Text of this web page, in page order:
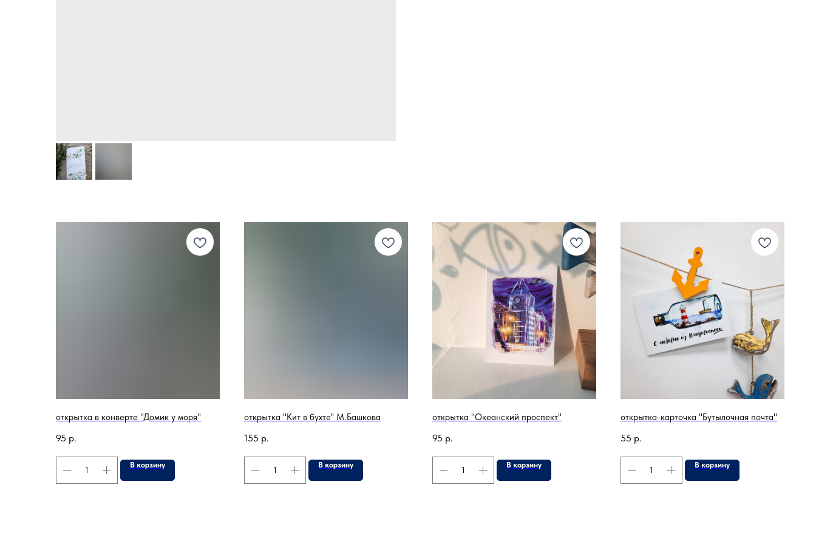
открытка в конверте "Домик у моря"
95 р.
В корзину
открытка "Кит в бухте" М.Башкова
155 р.
В корзину
открытка "Океанский проспект"
95 р.
В корзину
открытка-карточка "Бутылочная почта"
55 р.
В корзину